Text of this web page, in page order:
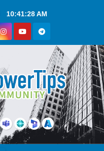
10:41:29 AM